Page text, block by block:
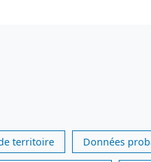
territoire Données